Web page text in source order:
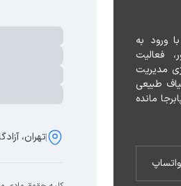
واتساپ
تهران،